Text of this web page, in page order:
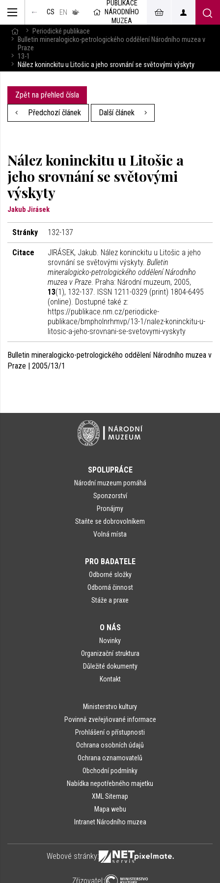
CS EN
v českém
jazyce
PUBLIKACE
NÁRODNÍHO
MUZEA
Periodické publikace
Bulletin mineralogicko-petrologického oddělení Národního muzea v
Praze
13-1
Nález koninckitu u Litošic a jeho srovnání se světovými výskyty
Zpět na přehled čísla
Předchozí článek
Další článek
Nález koninckitu u Litošic a
jeho srovnání se světovými
výskyty
Jakub Jirásek
Stránky 132-137
Citace
JIRÁSEK, Jakub. Nález koninckitu u Litošic a jeho
srovnání se světovými výskyty. Bulletin
mineralogicko-petrologického oddělení Národního
muzea v Praze. Praha: Národní muzeum, 2005,
13(1), 132-137. ISSN 1211-0329 (print) 1804-6495
(online). Dostupné také z:
https://publikace.nm.cz/periodicke-
publikace/bmpholnrhmvp/13-1/nalez-koninckitu-u-
litosic-a-jeho-srovnani-se-svetovymi-vyskyty
Bulletin mineralogicko-petrologického oddělení Národního muzea v
Praze | 2005/13/1
SPOLUPRÁCE
Národní muzeum pomáhá
Sponzorství
Pronájmy
Staňte se dobrovolníkem
Volná místa
PRO BADATELE
Odborné složky
Odborná činnost
Stáže a praxe
O NÁS
Novinky
Organizační struktura
Důležité dokumenty
Kontakt
Ministerstvo kultury
Povinně zveřejňované informace
Prohlášení o přístupnosti
Ochrana osobních údajů
Ochrana oznamovatelů
Obchodní podmínky
Nabídka nepotřebného majetku
XML Sitemap
Mapa webu
Intranet Národního muzea
Webové stránky:
Zřizovatel: